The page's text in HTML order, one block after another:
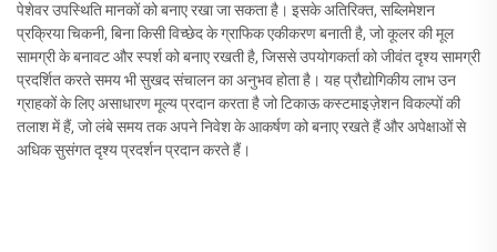
पेशेवर उपस्थिति मानकों को बनाए रखा जा सकता है। इसके अतिरिक्त, सब्लिमेशन
प्रक्रिया चिकनी, बिना किसी विच्छेद के ग्राफिक एकीकरण बनाती है, जो कूलर की मूल
सामग्री के बनावट और स्पर्श को बनाए रखती है, जिससे उपयोगकर्ता को जीवंत दृश्य सामग्री
प्रदर्शित करते समय भी सुखद संचालन का अनुभव होता है। यह प्रौद्योगिकीय लाभ उन
ग्राहकों के लिए असाधारण मूल्य प्रदान करता है जो टिकाऊ कस्टमाइज़ेशन विकल्पों की
तलाश में हैं, जो लंबे समय तक अपने निवेश के आकर्षण को बनाए रखते हैं और अपेक्षाओं से
अधिक सुसंगत दृश्य प्रदर्शन प्रदान करते हैं।